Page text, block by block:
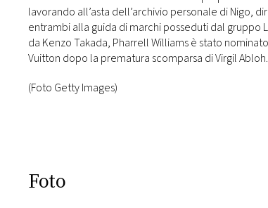
lavorando all’asta dell’archivio personale di Nigo,
entrambi alla guida di marchi posseduti dal gruppo
da Kenzo Takada, Pharrell Williams è stato
Vuitton dopo la prematura scomparsa di Virgil Abloh.
(Foto Getty Images)
Foto